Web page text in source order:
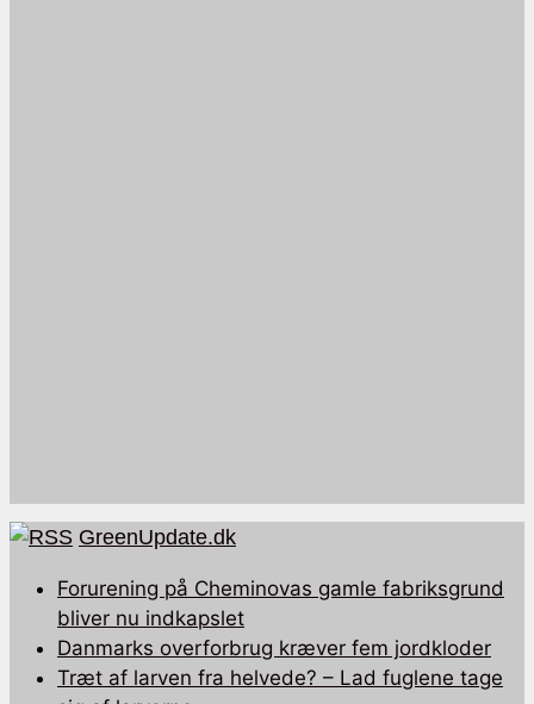
GreenUpdate.dk
Forurening på Cheminovas gamle fabriksgrund
bliver nu indkapslet
Danmarks overforbrug kræver fem jordkloder
Træt af larven fra helvede? – Lad fuglene tage